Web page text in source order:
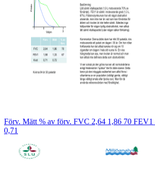
Förv. Mätt % av förv. FVC 2,64 1,86 70
0,71